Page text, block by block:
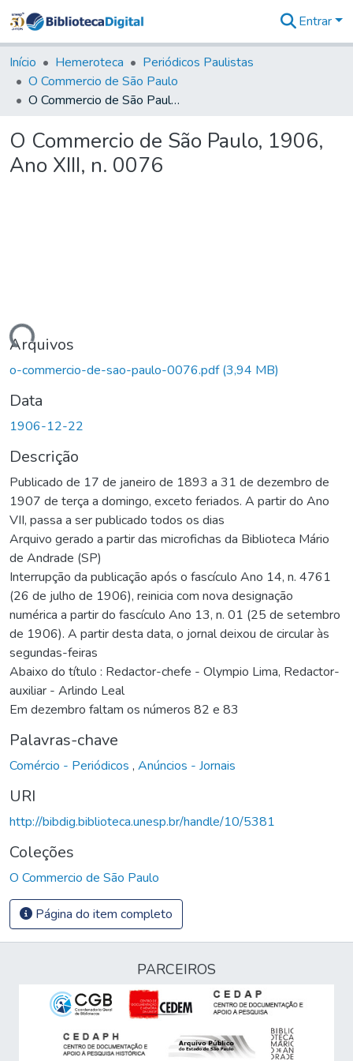
&
Coleções
Tudo na
Biblioteca
Estatísticas
Entrar
Início Hemeroteca
Periódicos Paulistas
O Commercio de São Paulo
O Commercio de São Paulo, 1906, Ano XIII, n. 0076
O Commercio de São Paulo, 1906,
Ano XIII, n. 0076
Arquivos
o-commercio-de-sao-paulo-0076.pdf(3,94 MB)
Data
1906-12-22
Descrição
Publicado de 17 de janeiro de 1893 a 31 de dezembro de
1907 de terça a domingo, exceto feriados. A partir do Ano
VII, passa a ser publicado todos os dias
Arquivo gerado a partir das microfichas da Biblioteca Mário
de Andrade (SP)
Interrupção da publicação após o fascículo Ano 14, n. 4761
(26 de julho de 1906), reinicia com nova designação
numérica a partir do fascículo Ano 13, n. 01 (25 de setembro
de 1906). A partir desta data, o jornal deixou de circular às
segundas-feiras
Abaixo do título : Redactor-chefe - Olympio Lima, Redactor-
auxiliar - Arlindo Leal
Em dezembro faltam os números 82 e 83
Palavras-chave
Comércio - Periódicos , Anúncios - Jornais
URI
http://bibdig.biblioteca.unesp.br/handle/10/5381
Coleções
O Commercio de São Paulo
Página do item completo
PARCEIROS